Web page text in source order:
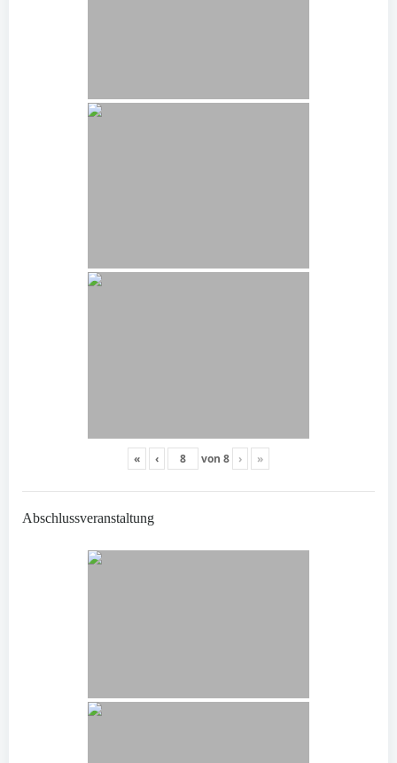
« ‹ von 8 › »
Abschlussveranstaltung